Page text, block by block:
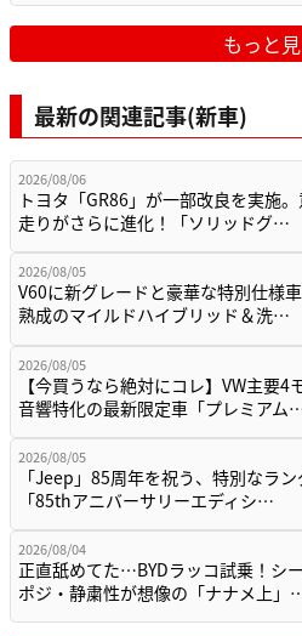
もっと
最新の関連記事(新車)
2026/08/06
トヨタ「GR86」が一部改良を実施
走りがさらに進化！「ソリッドグ…
2026/08/05
V60に新グレードと豪華な特別仕様車
熟成のマイルドハイブリッド＆洗…
2026/08/05
【今買うなら絶対にコレ】VW主要4
音響特化の最新限定車「プレミアム
2026/08/05
「Jeep」85周年を祝う、特別なラ
「85thアニバーサリーエディシ…
2026/08/04
正直舐めてた…BYDラッコ試乗！シ
ポジ・静粛性が想像の「ナナメ上」